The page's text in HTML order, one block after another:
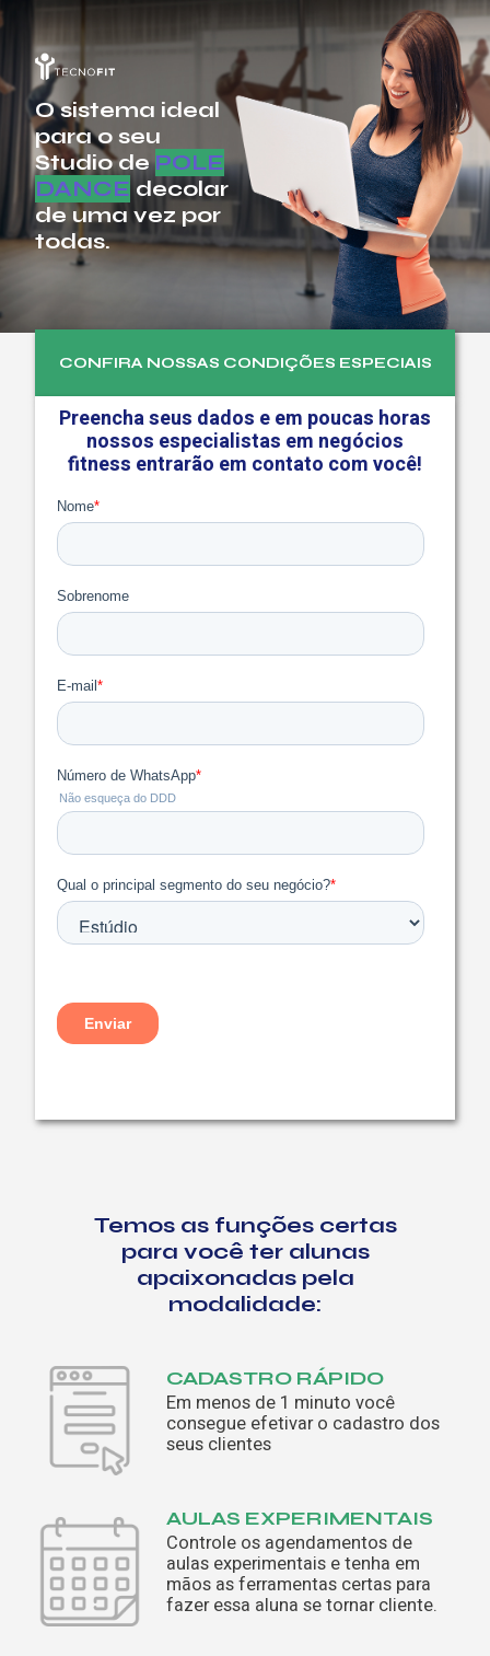
O sistema ideal
para o seu
Studio dePOLE
DANCEdecolar
de uma vez por
todas.
CONFIRA NOSSAS CONDIÇÕES ESPECIAIS
Preencha seus dados e em poucas horas
nossos especialistas em negócios
fitness entrarão em contato com você!
Temos as funções certas
para você teralunas
apaixonadas pela
modalidade:
CADASTRO RÁPIDO
Em menos de 1 minuto você
consegue efetivar o cadastro dos
seus clientes
AULAS EXPERIMENTAIS
Controle os agendamentos de
aulas experimentais e tenha em
mãos as ferramentas certas para
fazer essa aluna se tornar cliente.